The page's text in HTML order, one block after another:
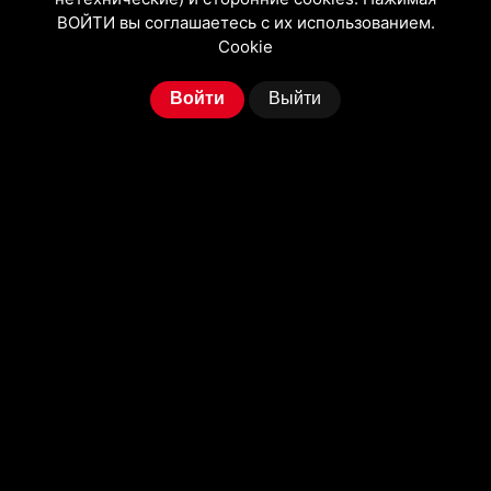
ВОЙТИ вы соглашаетесь с их использованием.
Cookie
Войти Выйти